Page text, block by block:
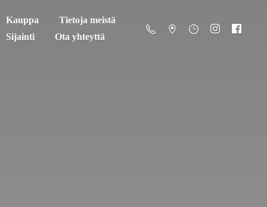
Kauppa
Tietoja meistä
Sijainti
Ota yhteyttä